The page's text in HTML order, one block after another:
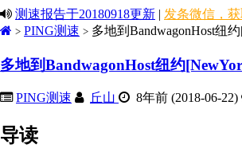
测速报告于20180918更新 | 发条微信，
> PING测速 > 多地到BandwagonHost纽
多地到BandwagonHost纽约
PING测速 丘山 8年前 (2018-06-22)
导读